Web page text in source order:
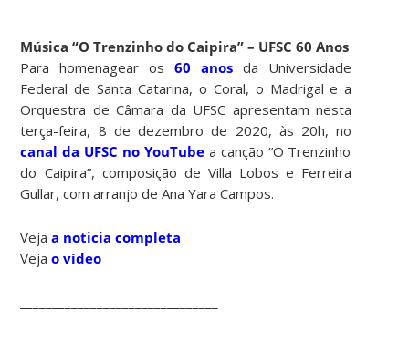
Música “O Trenzinho do Caipira” – UFSC 60 Anos
Para homenagear os60 anos da Universidade
Federal de Santa Catarina, o Coral, o Madrigal e a
Orquestra de Câmara da UFSC apresentam nesta
terça-feira, 8 de dezembro de 2020, às 20h, no
canal da UFSC no YouTubea canção “O Trenzinho
do Caipira”, composição de Villa Lobos e Ferreira
Gullar, com arranjo de Ana Yara Campos.
Vejaa noticia completa
Vejao vídeo